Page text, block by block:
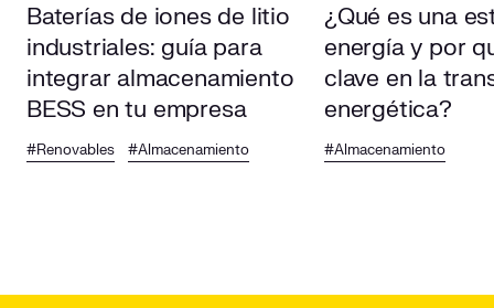
Baterías de iones de litio
industriales: guía para
integrar almacenamiento
BESS en tu empresa
#Renovables #Almacenamiento
¿Qué es una
energía y por
clave en la
energética?
#Almacenamiento